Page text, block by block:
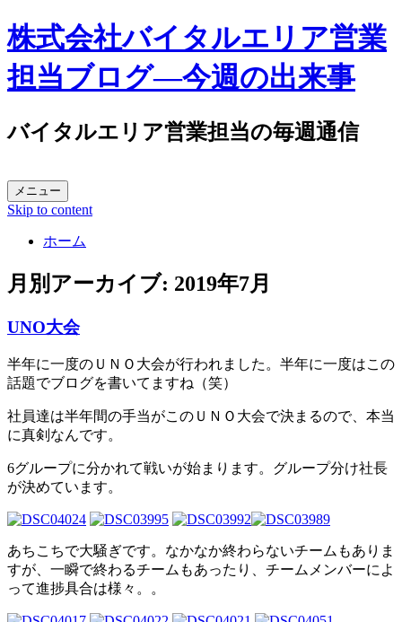
株式会社バイタルエリア営業
担当ブログ―今週の出来事
バイタルエリア営業担当の毎週通信
メニュー
Skip to content
ホーム
月別アーカイブ: 2019年7月
UNO大会
半年に一度のＵＮＯ大会が行われました。半年に一度はこの
話題でブログを書いてますね（笑）
社員達は半年間の手当がこのＵＮＯ大会で決まるので、本当
に真剣なんです。
6グループに分かれて戦いが始まります。グループ分け社長
が決めています。
あちこちで大騒ぎです。なかなか終わらないチームもありま
すが、一瞬で終わるチームもあったり、チームメンバーによ
って進捗具合は様々。。